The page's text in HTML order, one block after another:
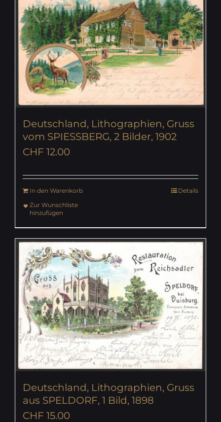
Deutschland, Lithographien, Gruss
vom SPIESSBERG, 2 Bilder, 1902
CHF 12.00
In den Warenkorb
Details
Zur Wunschliste
hinzufügen
Deutschland, Lithographien, Gruss
aus SPELDORF, 1 Bild, 1898
CHF 15.00